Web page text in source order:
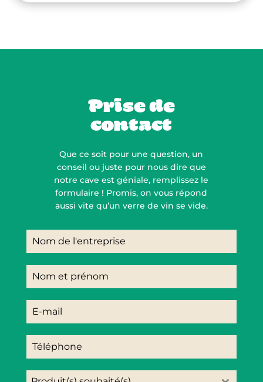
Prise de
contact
Que ce soit pour une question, un
conseil ou juste pour nous dire que
notre cave est géniale, remplissez le
formulaire ! Promis, on vous répond
aussi vite qu’un verre de vin se vide.